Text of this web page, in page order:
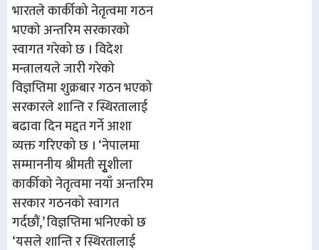
भारतले कार्कीको नेतृत्वमा गठन
भएको अन्तरिम सरकारको
स्वागत गरेको छ । विदेश
मन्त्रालयले जारी गरेको
विज्ञप्तिमा शुक्रबार गठन भएको
सरकारले शान्ति र स्थिरतालाई
बढावा दिन मद्दत गर्ने आशा
व्यक्त गरिएको छ । ‘नेपालमा
सम्माननीय श्रीमती सुृशीला
कार्कीको नेतृत्वमा नयाँ अन्तरिम
सरकार गठनको स्वागत
गर्दछौं,’ विज्ञप्तिमा भनिएको छ
‘यसले शान्ति र स्थिरतालाई